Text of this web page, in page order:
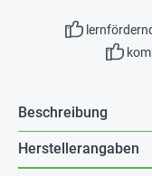
Beschreibung
Herstellerangaben